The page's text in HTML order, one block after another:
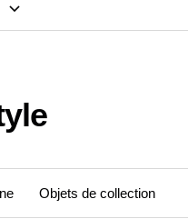
Objets de collection